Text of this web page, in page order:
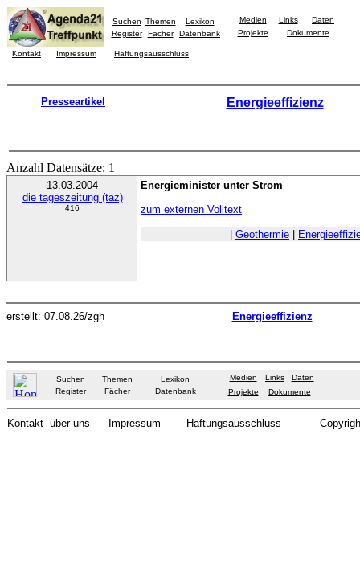
Suchen Themen
Lexikon
Register
Fächer Datenbank
Medien Links
Daten
Projekte
Dokumente
Kontakt Impressum Haftungsausschluss
Presseartikel Energieeffizienz
Anzahl Datensätze: 1
13.03.2004
die tageszeitung (taz)
416
Energieminister unter Strom
zum externen Volltext
Geothermie
erstellt: 07.08.26/zgh Energieeffizienz
Suchen Themen
Lexikon
Register
Fächer Datenbank
Medien Links
Daten
Projekte
Dokumente
Kontakt über uns Impressum Haftungsausschluss